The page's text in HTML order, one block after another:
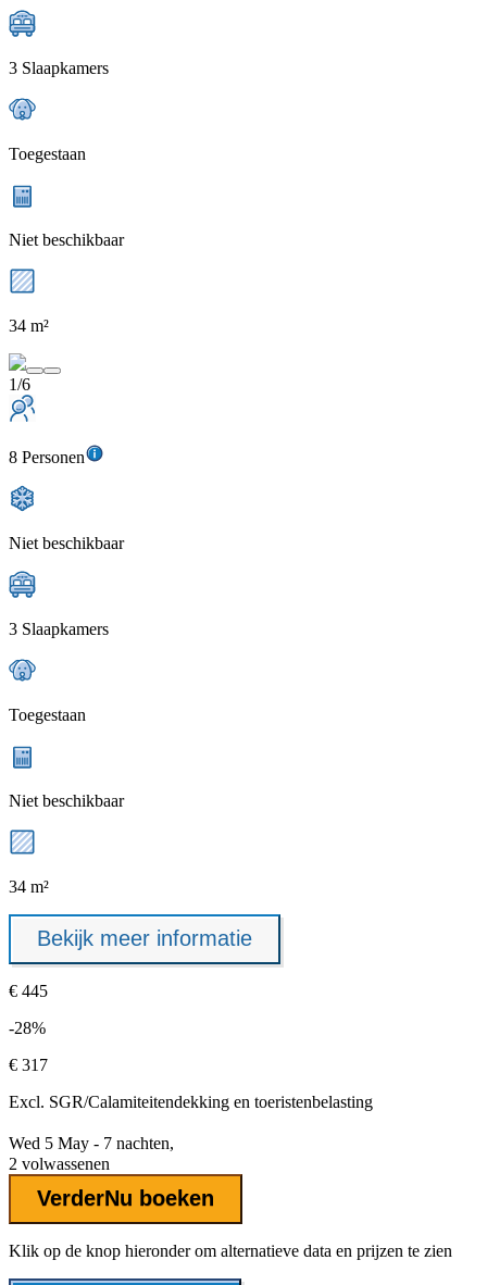
3 Slaapkamers
Toegestaan
Niet beschikbaar
34 m²
1/6
8 Personen
Niet beschikbaar
3 Slaapkamers
Toegestaan
Niet beschikbaar
34 m²
Bekijk meer informatie
€ 445
-28%
€ 317
Excl. SGR/Calamiteitendekking en toeristenbelasting
Wed 5 May - 7 nachten,
2 volwassenen
VerderNu boeken
Klik op de knop hieronder om alternatieve data en prijzen te zien